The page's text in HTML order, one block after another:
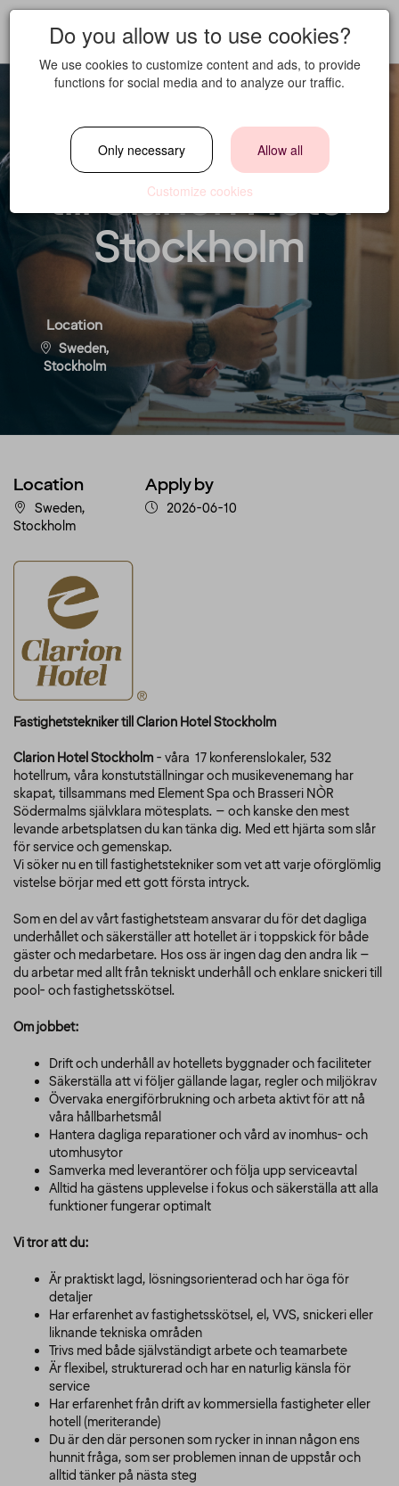
Fastighetstekniker
till Clarion Hotel
Stockholm
Location
Sweden,
Stockholm
Location
Sweden,
Stockholm
Apply by
2026-06-10
Fastighetstekniker till Clarion Hotel Stockholm
Clarion Hotel Stockholm - våra 17 konferenslokaler, 532
hotellrum, våra konstutställningar och musikevenemang har
skapat, tillsammans med Element Spa och Brasseri NÒR
Södermalms självklara mötesplats. – och kanske den mest
levande arbetsplatsen du kan tänka dig. Med ett hjärta som slår
för service och gemenskap.
Vi söker nu en till fastighetstekniker som vet att varje oförglömlig
vistelse börjar med ett gott första intryck.
Som en del av vårt fastighetsteam ansvarar du för det dagliga
underhållet och säkerställer att hotellet är i toppskick för både
gäster och medarbetare. Hos oss är ingen dag den andra lik –
du arbetar med allt från tekniskt underhåll och enklare snickeri till
pool- och fastighetsskötsel.
Om jobbet:
Drift och underhåll av hotellets byggnader och faciliteter
Säkerställa att vi följer gällande lagar, regler och miljökrav
Övervaka energiförbrukning och arbeta aktivt för att nå
våra hållbarhetsmål
Hantera dagliga reparationer och vård av inomhus- och
utomhusytor
Samverka med leverantörer och följa upp serviceavtal
Alltid ha gästens upplevelse i fokus och säkerställa att alla
funktioner fungerar optimalt
Vi tror att du:
Är praktiskt lagd, lösningsorienterad och har öga för
detaljer
Har erfarenhet av fastighetsskötsel, el, VVS, snickeri eller
liknande tekniska områden
Trivs med både självständigt arbete och teamarbete
Är flexibel, strukturerad och har en naturlig känsla för
service
Har erfarenhet från drift av kommersiella fastigheter eller
hotell (meriterande)
Du är den där personen som rycker in innan någon ens
hunnit fråga, som ser problemen innan de uppstår och
alltid tänker på nästa steg
Do you allow us to use cookies?
We use cookies to customize content and ads, to provide
functions for social media and to analyze our traffic.
Only necessary Allow all
Customize cookies